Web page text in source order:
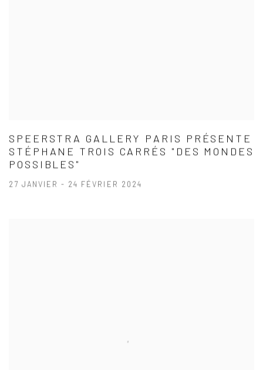
SPEERSTRA GALLERY PARIS PRÉSENTE
STÉPHANE TROIS CARRÉS "DES MONDES
POSSIBLES"
27 JANVIER - 24 FÉVRIER 2024